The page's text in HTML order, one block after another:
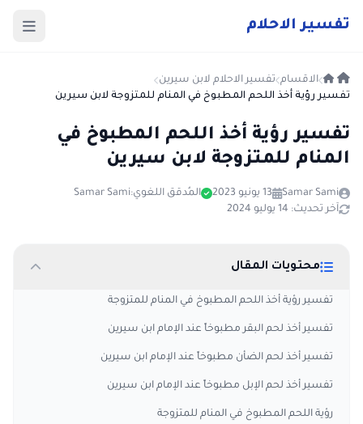
تفسير الاحلام
الاقسام تفسير الاحلام لابن سيرين
تفسير رؤية أخذ اللحم المطبوخ في المنام للمتزوجة لابن سيرين
تفسير رؤية أخذ اللحم المطبوخ في
المنام للمتزوجة لابن سيرين
Samar Sami 13 يونيو 2023 المُدقق اللغوي:Samar Sami
آخر تحديث: 14 يوليو 2024
محتويات المقال
تفسير رؤية أخذ اللحم المطبوخ في المنام للمتزوجة
تفسير أخذ لحم البقر مطبوخاً عند الإمام ابن سيرين
تفسير أخذ لحم الضأن مطبوخاً عند الإمام ابن سيرين
تفسير أخذ لحم الإبل مطبوخاً عند الإمام ابن سيرين
رؤية اللحم المطبوخ في المنام للمتزوجة